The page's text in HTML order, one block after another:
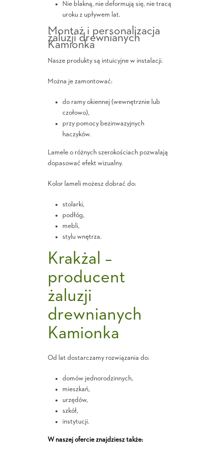
Nie blakną, nie deformują się, nie tracą
uroku z upływem lat.
Montaż i personalizacja
żaluzji drewnianych
Kamionka
Nasze produkty są intuicyjne w instalacji.
Można je zamontować:
do ramy okiennej (wewnętrznie lub
czołowo),
przy pomocy bezinwazyjnych
haczyków.
Lamele o różnych szerokościach pozwalają
dopasować efekt wizualny.
Kolor lameli możesz dobrać do:
stolarki,
podłóg,
mebli,
stylu wnętrza.
Krakżal –
producent
żaluzji
drewnianych
Kamionka
Od lat dostarczamy rozwiązania do:
domów jednorodzinnych,
mieszkań,
urzędów,
szkół,
instytucji.
W naszej ofercie znajdziesz także: